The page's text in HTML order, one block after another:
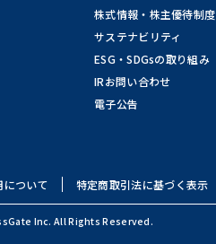
株式情報・株主優待制度
サステナビリティ
ESG・SDGsの取り組み
IRお問い合わせ
電子公告
について 特定商取引法に基づく表示
Inc. All Rights Reserved.